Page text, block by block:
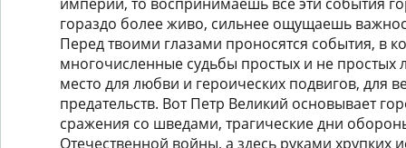
гораздо более живо, сильнее ощущаешь
Перед твоими глазами проносятся события, в
многочисленные судьбы простых и не простых
место для любви и героических подвигов, для
предательств. Вот Петр Великий основывает
сражения со шведами, трагические дни
Отечественной войны, а здесь руками